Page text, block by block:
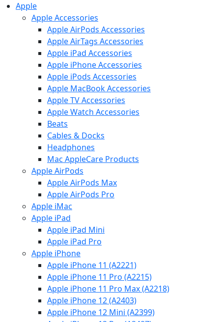
Apple
Apple Accessories
Apple AirPods Accessories
Apple AirTags Accessories
Apple iPad Accessories
Apple iPhone Accessories
Apple iPods Accessories
Apple MacBook Accessories
Apple TV Accessories
Apple Watch Accessories
Beats
Cables & Docks
Headphones
Mac AppleCare Products
Apple AirPods
Apple AirPods Max
Apple AirPods Pro
Apple iMac
Apple iPad
Apple iPad Mini
Apple iPad Pro
Apple iPhone
Apple iPhone 11 (A2221)
Apple iPhone 11 Pro (A2215)
Apple iPhone 11 Pro Max (A2218)
Apple iPhone 12 (A2403)
Apple iPhone 12 Mini (A2399)